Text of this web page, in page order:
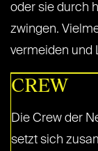
oder sie durch
zwingen.
vermeiden und
CREW
Die Crew der
setzt sich